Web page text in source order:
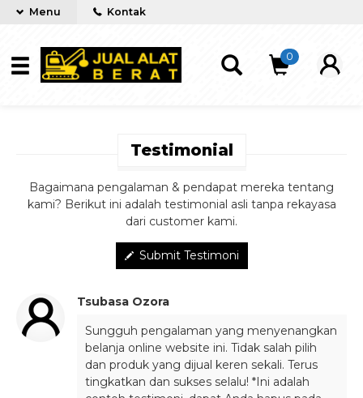
Menu Kontak
0
Testimonial
Bagaimana pengalaman & pendapat mereka tentang
kami? Berikut ini adalah testimonial asli tanpa rekayasa
dari customer kami.
Submit Testimoni
Tsubasa Ozora
Sungguh pengalaman yang menyenangkan
belanja online website ini. Tidak salah pilih
dan produk yang dijual keren sekali. Terus
tingkatkan dan sukses selalu! *Ini adalah